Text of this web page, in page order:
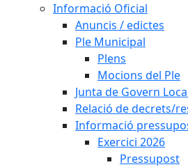
Informació Oficial
Anuncis / edictes
Ple Municipal
Plens
Mocions del Ple
Junta de Govern
Relació de decrets/
Informació
Exercici 2026
Pressupost